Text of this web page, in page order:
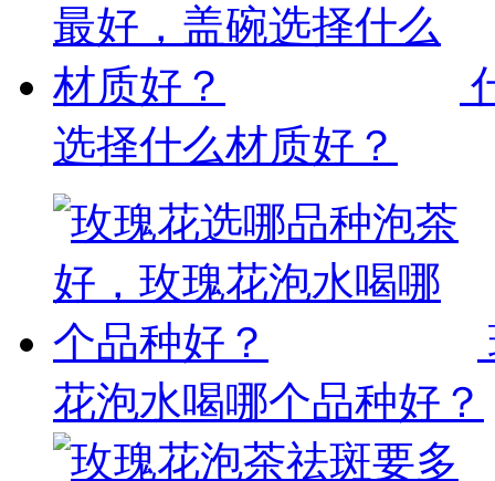
选择什么材质好？
花泡水喝哪个品种好？